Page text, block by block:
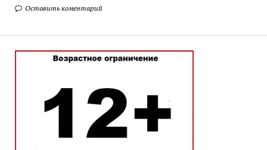
Оставить коментарий